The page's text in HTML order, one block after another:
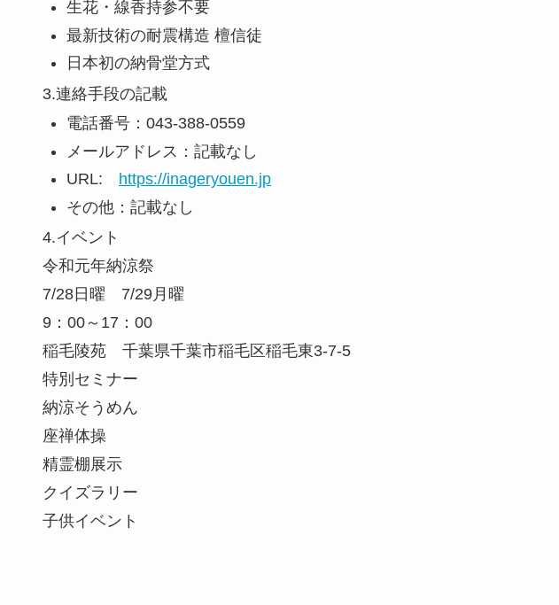
生花・線香持参不要
最新技術の耐震構造 檀信徒
日本初の納骨堂方式
3.連絡手段の記載
電話番号：043-388-0559
メールアドレス：記載なし
URL: https://inageryouen.jp
その他：記載なし
4.イベント
令和元年納涼祭
7/28日曜 7/29月曜
9：00～17：00
稲毛陵苑 千葉県千葉市稲毛区稲毛東3-7-5
特別セミナー
納涼そうめん
座禅体操
精霊棚展示
クイズラリー
子供イベント